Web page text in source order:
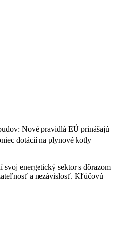
Nové pravidlá EÚ prinášajú
dotácií na plynové kotly
svoj energetický sektor s dôrazom
a nezávislosť. Kľúčovú